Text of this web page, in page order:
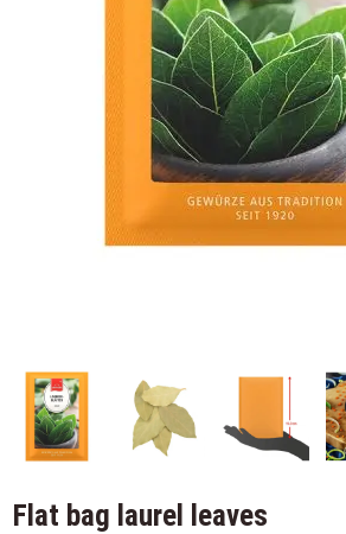
Flat bag laurel leaves